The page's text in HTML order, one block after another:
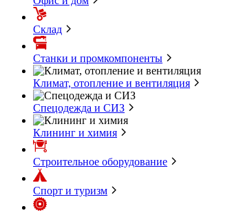
Склад
Станки и промкомпоненты
Климат, отопление и вентиляция
Спецодежда и СИЗ
Клининг и химия
Строительное оборудование
Спорт и туризм